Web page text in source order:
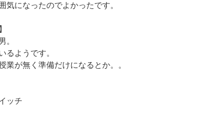
気になったのでよかったです。
。
るようです。
業が無く準備だけになるとか。。
ッチ